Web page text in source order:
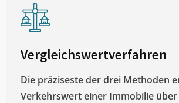
Vergleichswertverfahren
Die präziseste der drei Methoden
Verkehrswert einer Immobilie über